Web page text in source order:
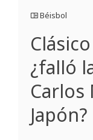
Béisbol
¿falló
Japón?